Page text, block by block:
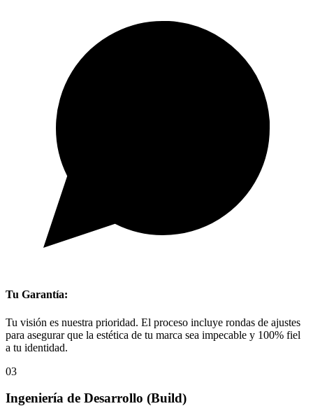
Tu Garantía:
Tu visión es nuestra prioridad. El proceso incluye rondas de ajustes
para asegurar que la estética de tu marca sea impecable y 100% fiel
a tu identidad.
03
Ingeniería de Desarrollo (Build)